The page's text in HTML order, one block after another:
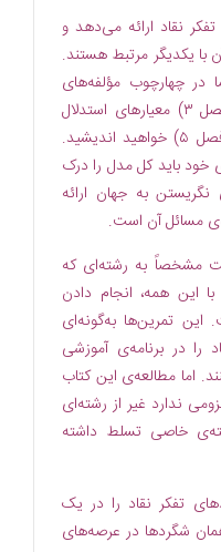
نقاد ارائه می‌دهد و
یکدیگر مرتبط هستند.
در چهارچوب مؤلفه‌های
استدلال (فصل ۲)، رشته‌ی درسی (فصل ۳) معیارهای استدلال
(فصل ۴) و ترکیب آن‌ها با یکدیگر (فصل ۵) خواهید اندیشید.
باید کل مدل را درک
به جهان ارائه
مسائل آن است.
مشخصاً به رشته‌ای که
این همه، انجام دادن
تمرین‌ها به‌گونه‌ای
را در برنامه‌ی آموزشی
اما مطالعه‌ی این کتاب
ندارد غیر از رشته‌ای
خاصی تسلط داشته
تفکر نقاد را در یک
همان شگرد‌ها در عرصه‌های